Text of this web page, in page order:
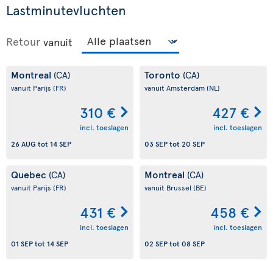
Lastminutevluchten
Retour vanuit
Montreal (CA)
vanuit Parijs (FR)
310 €
incl. toeslagen
26 AUG tot 14 SEP
Toronto (CA)
vanuit Amsterdam(NL)
427 €
incl. toeslagen
03 SEPtot 20 SEP
Quebec (CA)
vanuit Parijs (FR)
431 €
incl. toeslagen
01 SEPtot 14 SEP
Montreal (CA)
vanuit Brussel (BE)
458 €
incl. toeslagen
02 SEPtot 08 SEP